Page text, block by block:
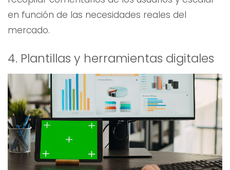
en función de las necesidades reales del
mercado.
4. Plantillas y herramientas digitales